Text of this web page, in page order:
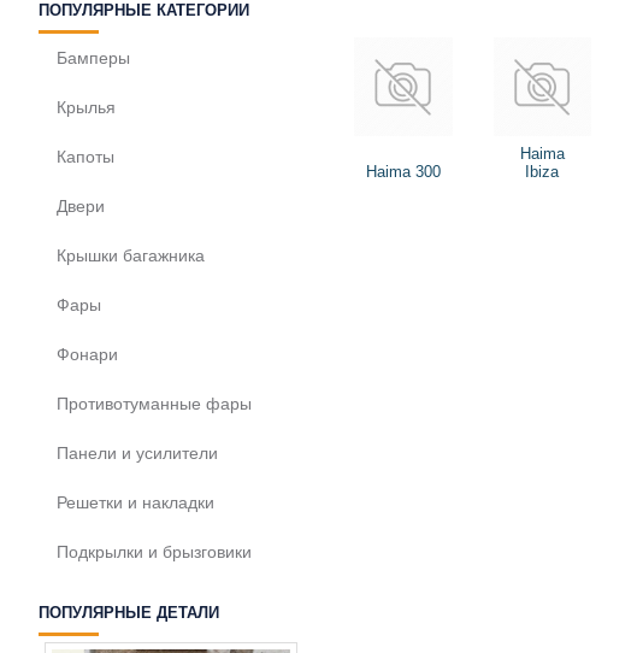
ПОПУЛЯРНЫЕ КАТЕГОРИИ
Бамперы
Крылья
Капоты
Двери
Крышки багажника
Фары
Фонари
Противотуманные фары
Панели и усилители
Решетки и накладки
Подкрылки и брызговики
ПОПУЛЯРНЫЕ ДЕТАЛИ
Haima 300
Haima
Ibiza